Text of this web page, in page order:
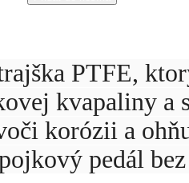
PTFE,
kvapaliny a
korózii a
pedál